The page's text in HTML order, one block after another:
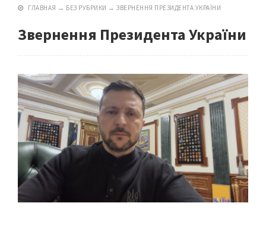
ГЛАВНАЯ → БЕЗ РУБРИКИ → ЗВЕРНЕННЯ ПРЕЗИДЕНТА УКРАЇНИ
Звернення Президента України